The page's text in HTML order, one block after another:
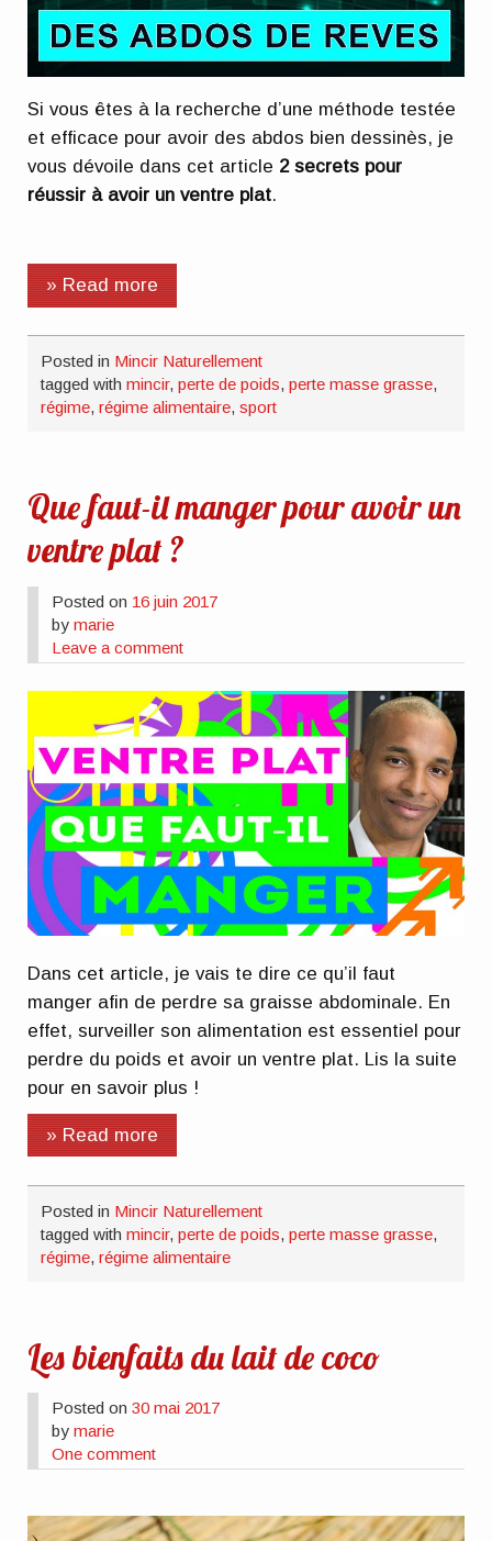
Si vous êtes à la recherche d’une méthode testée
et efficace pour avoir des abdos bien dessinès, je
vous dévoile dans cet article 2 secrets pour
réussir à avoir un ventre plat.
» Read more
Posted in Mincir Naturellement
tagged withmincir,perte de poids,perte masse grasse,
régime,régime alimentaire,sport
Que faut-il manger pour avoir un
ventre plat ?
Posted on 16 juin 2017
bymarie
Leave a comment
Dans cet article, je vais te dire ce qu’il faut
manger afin de perdre sa graisse abdominale. En
effet, surveiller son alimentation est essentiel pour
perdre du poids et avoir un ventre plat. Lis la suite
pour en savoir plus !
» Read more
Posted in Mincir Naturellement
tagged withmincir,perte de poids,perte masse grasse,
régime,régime alimentaire
Les bienfaits du lait de coco
Posted on30 mai 2017
bymarie
One comment